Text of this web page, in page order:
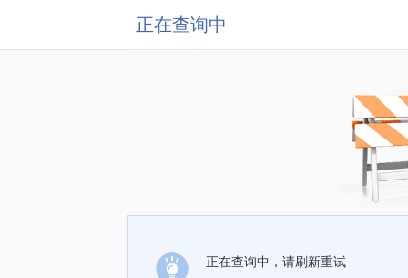
正在查询中
正在查询中，请刷新重试